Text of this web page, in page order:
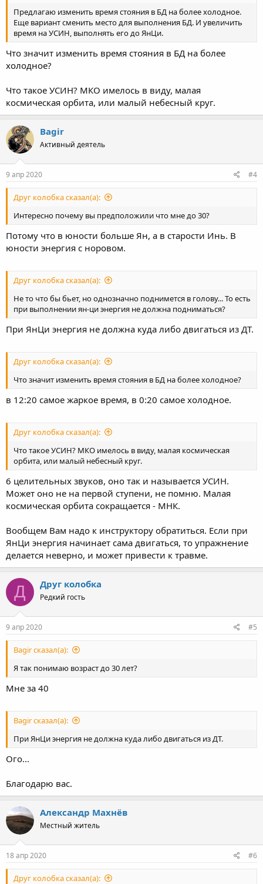
Предлагаю изменить время стояния в БД на более холодное.
Еще вариант сменить место для выполнения БД. И увеличить
время на УСИН, выполнять его до ЯнЦи.
Что значит изменить время стояния в БД на более
холодное?
Что такое УСИН? МКО имелось в виду, малая
космическая орбита, или малый небесный круг.
Bagir
Активный деятель
9 апр 2020 #4
Друг колобка сказал(а):
Интересно почему вы предположили что мне до 30?
Потому что в юности больше Ян, а в старости Инь. В
юности энергия с норовом.
Друг колобка сказал(а):
Не то что бы бьет, но однозначно поднимется в голову... То есть
при выполнении ян-ци энергия не должна подниматься?
При ЯнЦи энергия не должна куда либо двигаться из ДТ.
Друг колобка сказал(а):
Что значит изменить время стояния в БД на более холодное?
в 12:20 самое жаркое время, в 0:20 самое холодное.
Друг колобка сказал(а):
Что такое УСИН? МКО имелось в виду, малая космическая
орбита, или малый небесный круг.
6 целительных звуков, оно так и называется УСИН.
Может оно не на первой ступени, не помню. Малая
космическая орбита сокращается - МНК.
Вообщем Вам надо к инструктору обратиться. Если при
ЯнЦи энергия начинает сама двигаться, то упражнение
делается неверно, и может привести к травме.
Д Друг колобка
Редкий гость
9 апр 2020 #5
Bagir сказал(а):
Я так понимаю возраст до 30 лет?
Мне за 40
Bagir сказал(а):
При ЯнЦи энергия не должна куда либо двигаться из ДТ.
Ого...
Благодарю вас.
Александр Махнёв
Местный житель
18 апр 2020 #6
Друг колобка сказал(а):